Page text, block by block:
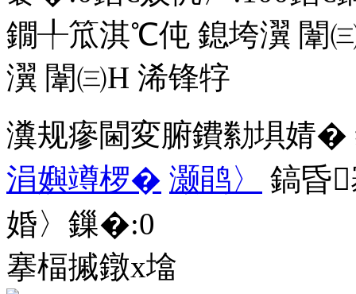
鐗╀笟淇℃伅 鎴垮瀷 闈
瀷 闈㈢Н 浠锋牸
瀵规瘮閫変腑鐨勬埧婧�
涓嬩竴椤� 灏鹃〉
鎬昏
婚〉鏁�:0
搴楅摵鐓х墖